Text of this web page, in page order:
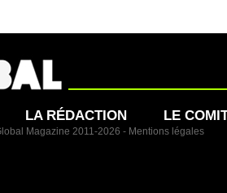
LA RÉDACTION LE
Magazine 2011-2026 - Mentions légales